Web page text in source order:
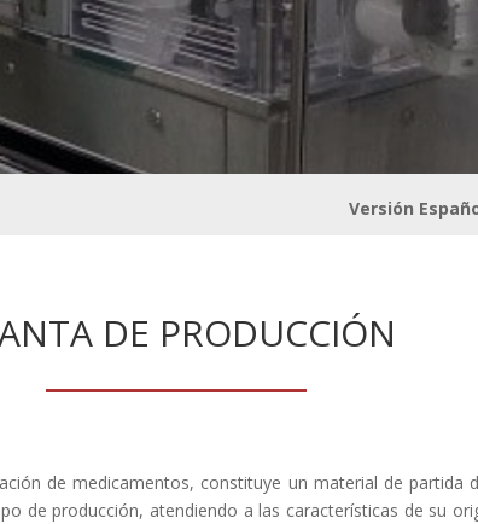
Versión
DE PRODUCCIÓN
de medicamentos, constituye un material de partida
de producción, atendiendo a las características de su